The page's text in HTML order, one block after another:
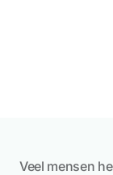
Veel mensen